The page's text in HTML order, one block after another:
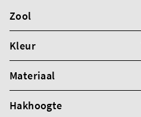
Zool
Kleur
Materiaal
Hakhoogte